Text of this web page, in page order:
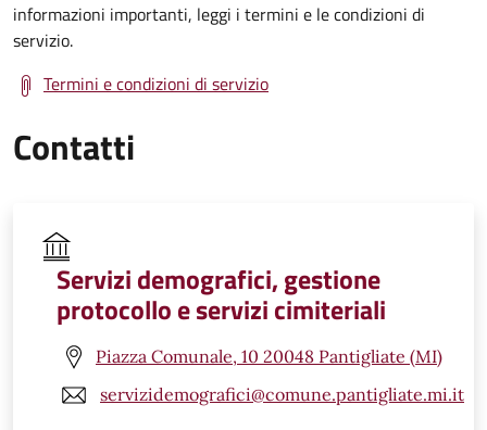
informazioni importanti, leggi i termini e le condizioni di
servizio.
Termini e condizioni di servizio
Contatti
Servizi demografici, gestione
protocollo e servizi cimiteriali
Piazza Comunale, 10 20048 Pantigliate (MI)
servizidemografici@comune.pantigliate.mi.it